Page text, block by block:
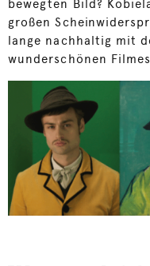
bewegten Bild?
großen
lange nachhaltig mit
wunderschönen